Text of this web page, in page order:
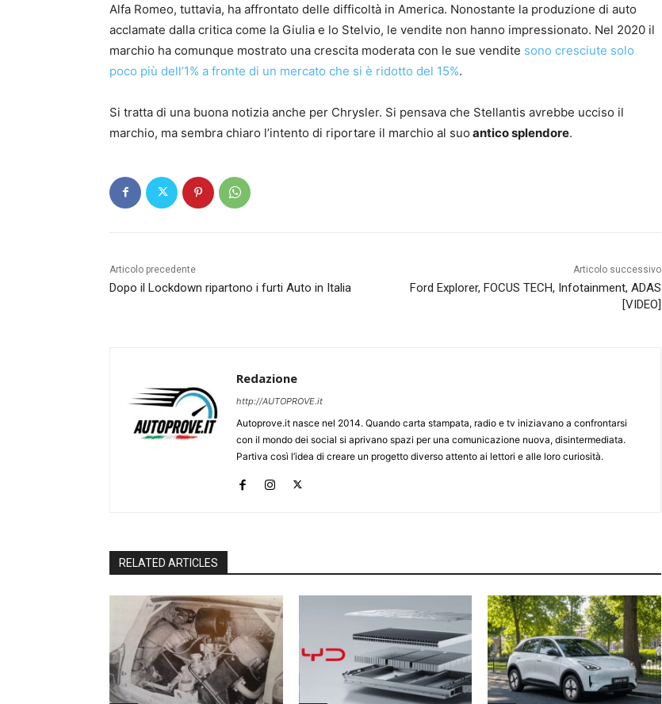
Alfa Romeo, tuttavia, ha affrontato delle difficoltà in America. Nonostante la produzione di auto
acclamate dalla critica come la Giulia e lo Stelvio, le vendite non hanno impressionato. Nel 2020 il
marchio ha comunque mostrato una crescita moderata con le sue vendite sono cresciute solo
poco più dell’1% a fronte di un mercato che si è ridotto del 15%.
Si tratta di una buona notizia anche per Chrysler. Si pensava che Stellantis avrebbe ucciso il
marchio, ma sembra chiaro l’intento di riportare il marchio al suo antico splendore.
Articolo precedente
Dopo il Lockdown ripartono i furti Auto in Italia
Articolo successivo
Ford Explorer, FOCUS TECH, Infotainment, ADAS
[VIDEO]
Redazione
http://AUTOPROVE.it
Autoprove.it nasce nel 2014. Quando carta stampata, radio e tv iniziavano a confrontarsi
con il mondo dei social si aprivano spazi per una comunicazione nuova, disintermediata.
Partiva così l’idea di creare un progetto diverso attento ai lettori e alle loro curiosità.
RELATED ARTICLES